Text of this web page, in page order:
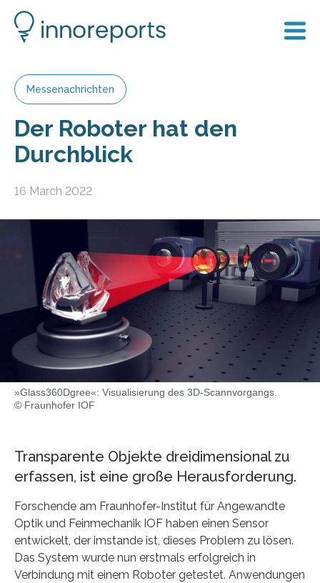
Messenachrichten
Der Roboter hat den
Durchblick
16 March 2022
»Glass360Dgree«: Visualisierung des 3D-Scannvorgangs.
© Fraunhofer IOF
Transparente Objekte dreidimensional zu
erfassen, ist eine große Herausforderung.
Forschende am Fraunhofer-Institut für Angewandte
Optik und Feinmechanik IOF haben einen Sensor
entwickelt, der imstande ist, dieses Problem zu lösen.
Das System wurde nun erstmals erfolgreich in
Verbindung mit einem Roboter getestet. Anwendungen